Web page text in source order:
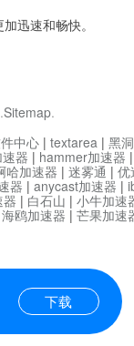
迅速和畅快。
.Sitemap.
下载
中心 | textarea | 黑
器 | hammer加速器
哈加速器 | 迷雾通 | 优
器 | anycast加速器 |
| 白石山 | 小牛加速
海鸥加速器 | 芒果加速